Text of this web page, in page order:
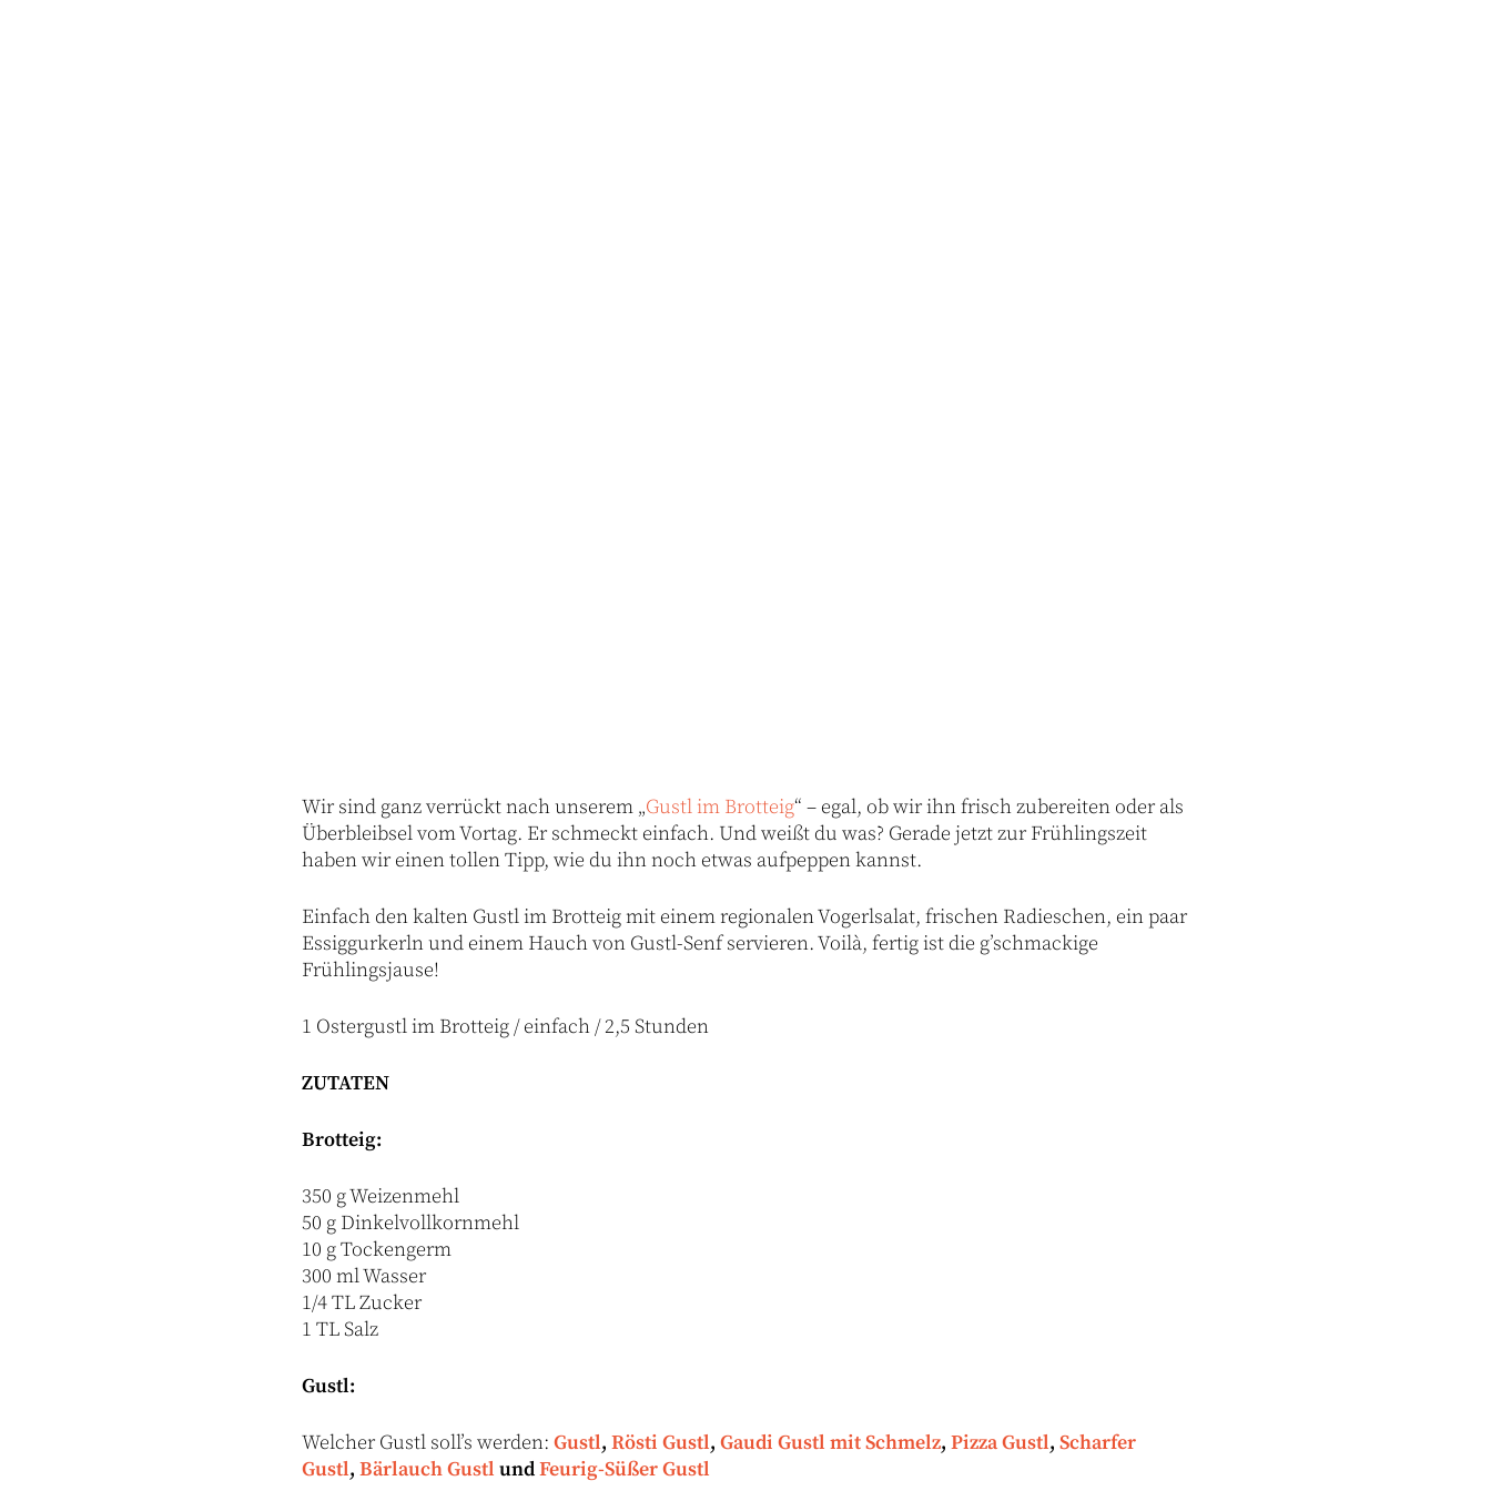
Wir sind ganz verrückt nach unserem „Gustl im Brotteig“ – egal, ob wir ihn frisch zubereiten oder als
Überbleibsel vom Vortag. Er schmeckt einfach. Und weißt du was? Gerade jetzt zur Frühlingszeit
haben wir einen tollen Tipp, wie du ihn noch etwas aufpeppen kannst.
Einfach den kalten Gustl im Brotteig mit einem regionalen Vogerlsalat, frischen Radieschen, ein paar
Essiggurkerln und einem Hauch von Gustl-Senf servieren. Voilà, fertig ist die g’schmackige
Frühlingsjause!
1 Ostergustl im Brotteig / einfach / 2,5 Stunden
ZUTATEN
Brotteig:
350 g Weizenmehl
50 g Dinkelvollkornmehl
10 g Tockengerm
300 ml Wasser
1/4 TL Zucker
1 TL Salz
Gustl:
Welcher Gustl soll’s werden:Gustl,Rösti Gustl,Gaudi Gustl mit Schmelz,Pizza Gustl,Scharfer
Gustl,Bärlauch Gustl undFeurig-Süßer Gustl